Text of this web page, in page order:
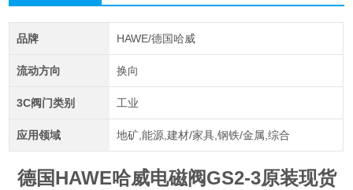
品牌 HAWE/德国哈威
流动方向 换向
3C阀门类别 工业
应用领域 地矿,能源,建材/家具,钢铁/金属,综合
德国HAWE哈威电磁阀GS2-3原装现货